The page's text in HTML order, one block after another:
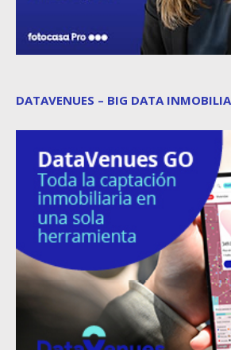
DATAVENUES – BIG DATA